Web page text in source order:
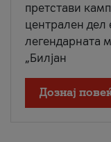
претстави
централен дел
легендарната
„Билјан
Дознај